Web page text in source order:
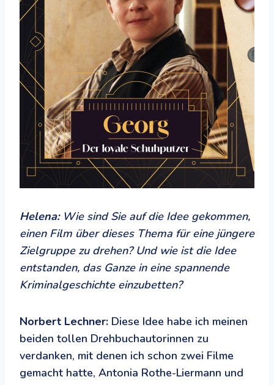
Helena:Wie sind Sie auf die Idee gekommen,
einen Film über dieses Thema für eine jüngere
Zielgruppe zu drehen? Und wie ist die Idee
entstanden, das Ganze in eine spannende
Kriminalgeschichte einzubetten?
Norbert Lechner: Diese Idee habe ich meinen
beiden tollen Drehbuchautorinnen zu
verdanken, mit denen ich schon zwei Filme
gemacht hatte, Antonia Rothe-Liermann und